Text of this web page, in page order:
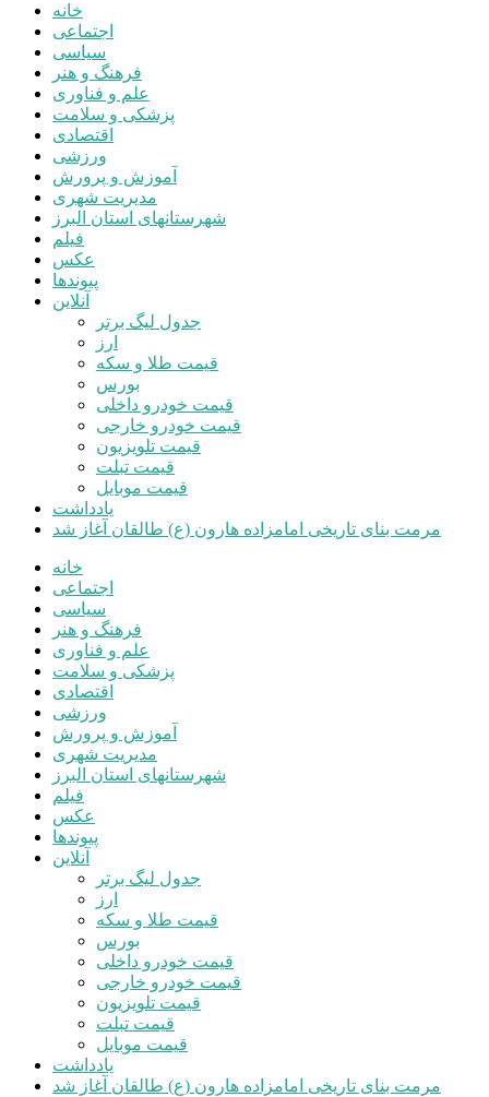
خانه
اجتماعی
سیاسی
فرهنگ و هنر
علم و فناوری
پزشکی و سلامت
اقتصادی
ورزشی
آموزش و پرورش
مدیریت شهری
شهرستانهای استان البرز
فیلم
عکس
پیوندها
آنلاین
جدول لیگ برتر
ارز
قیمت طلا و سکه
بورس
قیمت خودرو داخلی
قیمت خودرو خارجی
قیمت تلویزیون
قیمت تبلت
قیمت موبایل
یادداشت
مرمت بنای تاریخی امامزاده هارون (ع) طالقان آغاز شد
خانه
اجتماعی
سیاسی
فرهنگ و هنر
علم و فناوری
پزشکی و سلامت
اقتصادی
ورزشی
آموزش و پرورش
مدیریت شهری
شهرستانهای استان البرز
فیلم
عکس
پیوندها
آنلاین
جدول لیگ برتر
ارز
قیمت طلا و سکه
بورس
قیمت خودرو داخلی
قیمت خودرو خارجی
قیمت تلویزیون
قیمت تبلت
قیمت موبایل
یادداشت
مرمت بنای تاریخی امامزاده هارون (ع) طالقان آغاز شد